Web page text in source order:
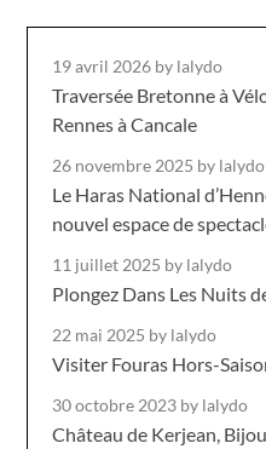
19 avril 2026 by lalydo
Traversée Bretonne à
Rennes à Cancale
26 novembre 2025 by lalydo
Le Haras National
nouvel espace de
11 juillet 2025 by lalydo
Plongez Dans Les Nuits
22 mai 2025 by lalydo
Visiter Fouras Hors-
30 octobre 2023 by lalydo
Château de Kerjean,